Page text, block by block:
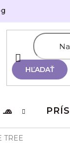
HĽADAŤ
TREE